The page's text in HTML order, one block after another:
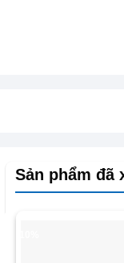
Sản phẩm đã